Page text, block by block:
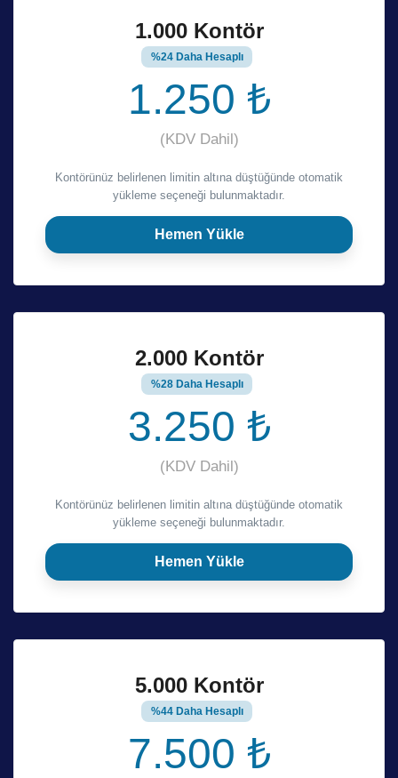
1.000 Kontör
%24 Daha Hesaplı
1.250 ₺
(KDV Dahil)
Kontörünüz belirlenen limitin altına düştüğünde otomatik
yükleme seçeneği bulunmaktadır.
Hemen Yükle
2.000 Kontör
%28 Daha Hesaplı
3.250 ₺
(KDV Dahil)
Kontörünüz belirlenen limitin altına düştüğünde otomatik
yükleme seçeneği bulunmaktadır.
Hemen Yükle
5.000 Kontör
%44 Daha Hesaplı
7.500 ₺